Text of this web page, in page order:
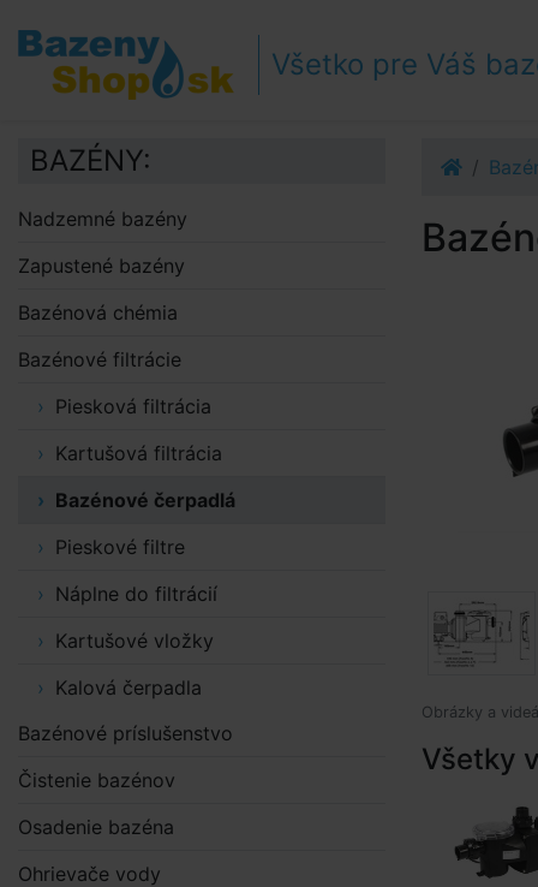
Prejsť na obsah
Prejsť k bočnému stĺpci
Klávesové skratky
Všetko pre Váš
Obrázky a
Všetky
BAZÉNY:
Nadzemné bazény
Zapustené bazény
Bazénová chémia
Bazénové filtrácie
Piesková filtrácia
Kartušová filtrácia
Bazénové čerpadlá
Pieskové filtre
Náplne do filtrácií
Kartušové vložky
Kalová čerpadla
Bazénové príslušenstvo
Čistenie bazénov
Osadenie bazéna
Ohrievače vody